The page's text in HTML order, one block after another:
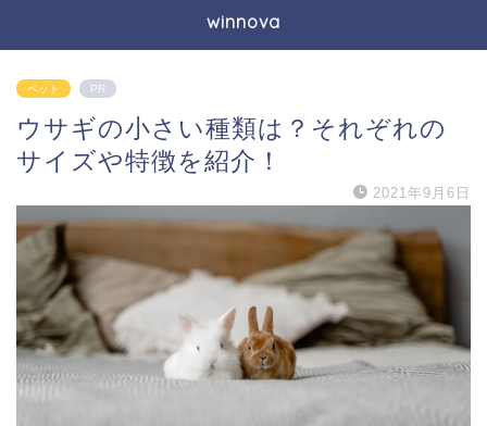
winnova
ペット PR
ウサギの小さい種類は？それぞれの
サイズや特徴を紹介！
2021年9月6日